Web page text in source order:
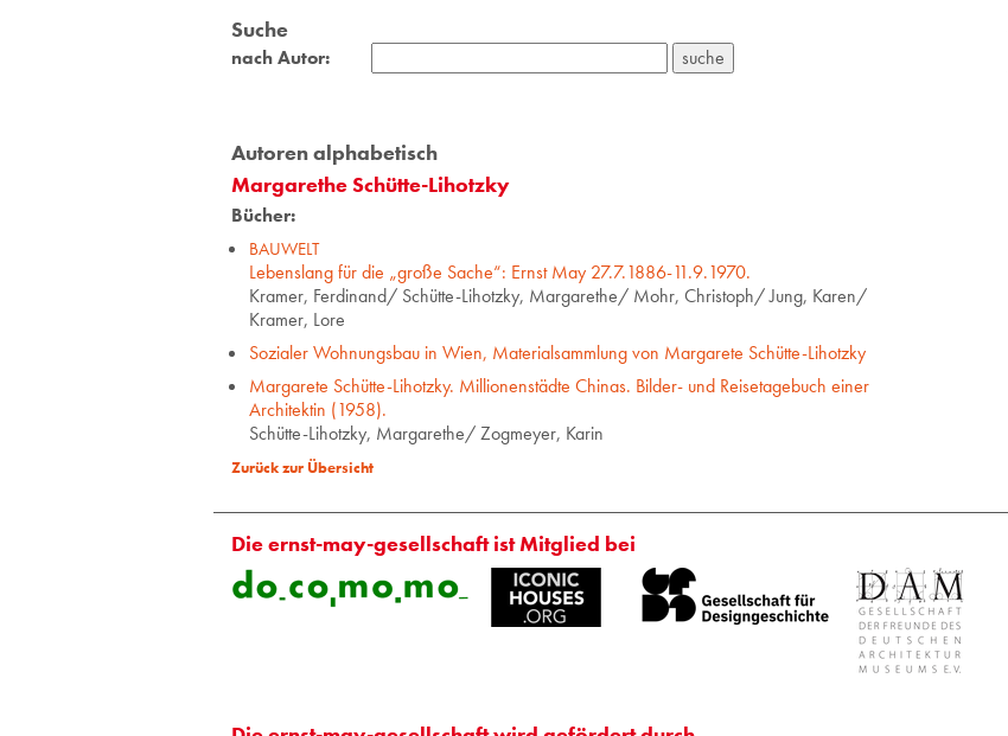
Suche
nach Autor:
Autoren alphabetisch
Margarethe Schütte-Lihotzky
Bücher:
BAUWELT
Lebenslang für die „große Sache“: Ernst May 27.7.1886-11.9.1970.
Kramer, Ferdinand/ Schütte-Lihotzky, Margarethe/ Mohr, Christoph/ Jung, Karen/
Kramer, Lore
Sozialer Wohnungsbau in Wien, Materialsammlung von Margarete Schütte-Lihotzky
Margarete Schütte-Lihotzky. Millionenstädte Chinas. Bilder- und Reisetagebuch einer
Architektin (1958).
Schütte-Lihotzky, Margarethe/ Zogmeyer, Karin
Zurück zur Übersicht
Die ernst-may-gesellschaft ist Mitglied bei